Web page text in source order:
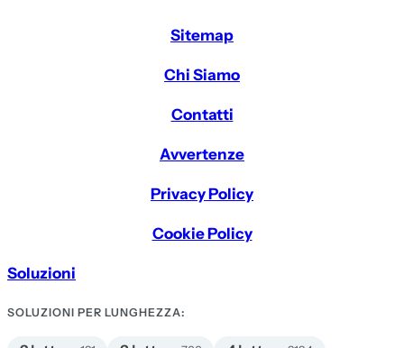
Sitemap
Chi Siamo
Contatti
Avvertenze
Privacy Policy
Cookie Policy
Soluzioni
SOLUZIONI PER LUNGHEZZA: